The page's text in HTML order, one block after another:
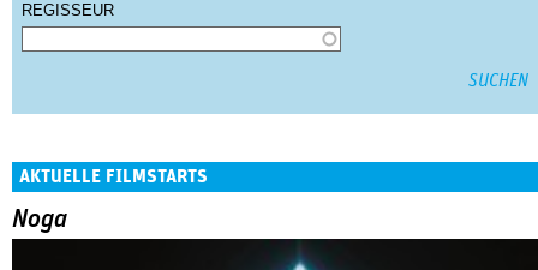
REGISSEUR
AKTUELLE FILMSTARTS
Noga